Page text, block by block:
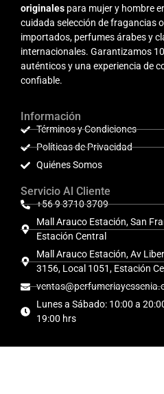
originales para mujer y hombre
cuidada selección de fragancias
importados, perfumes árabes y
internacionales. Garantizamos
auténticos y una experiencia de
confiable.
Información
Términos y Condiciones
Políticas de Privacidad
Quiénes Somos
Servicio Al Cliente
+56 9 3710 3709
Mall Arauco Estación, San
Estación Central
Mall Arauco Estación, Av
3156, Local 1051, Estación
Lunes a Sábado: 10:00 a
19:00 hrs